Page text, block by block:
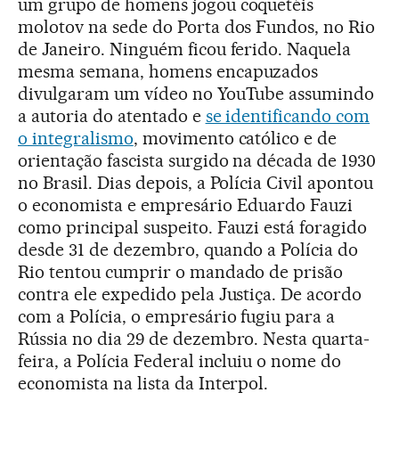
um grupo de homens jogou coquetéis
molotov na sede do Porta dos Fundos, no Rio
de Janeiro. Ninguém ficou ferido. Naquela
mesma semana, homens encapuzados
divulgaram um vídeo no YouTube assumindo
a autoria do atentado e se identificando com
o integralismo, movimento católico e de
orientação fascista surgido na década de 1930
no Brasil. Dias depois, a Polícia Civil apontou
o economista e empresário Eduardo Fauzi
como principal suspeito. Fauzi está foragido
desde 31 de dezembro, quando a Polícia do
Rio tentou cumprir o mandado de prisão
contra ele expedido pela Justiça. De acordo
com a Polícia, o empresário fugiu para a
Rússia no dia 29 de dezembro. Nesta quarta-
feira, a Polícia Federal incluiu o nome do
economista na lista da Interpol.